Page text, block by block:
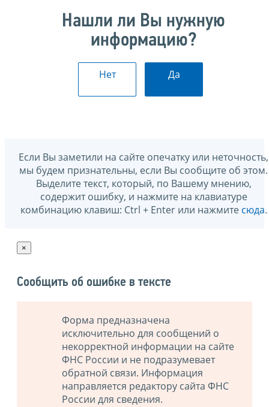
Нашли ли Вы нужную
информацию?
Нет Да
Если Вы заметили на сайте опечатку или неточность,
мы будем признательны, если Вы сообщите об этом.
Выделите текст, который, по Вашему мнению,
содержит ошибку, и нажмите на клавиатуре
комбинацию клавиш: Ctrl + Enter или нажмите сюда.
×
Сообщить об ошибке в тексте
Форма предназначена
исключительно для сообщений о
некорректной информации на сайте
ФНС России и не подразумевает
обратной связи. Информация
направляется редактору сайта ФНС
России для сведения.